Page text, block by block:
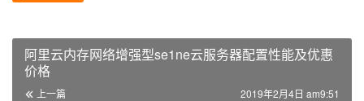
阿里云内存网络增强型se1ne云服务器配置性能及优惠
价格
上一篇 2019年2月4日 am9:51